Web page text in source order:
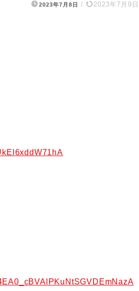
2023年7月8日 / 2023年7月9日